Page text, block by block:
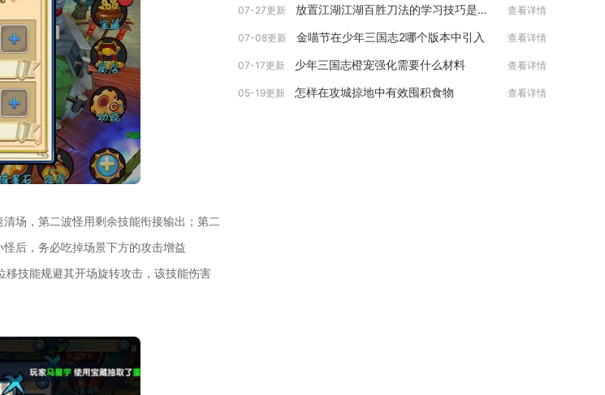
场，第二波怪用剩余技能衔接输出；第二
后，务必吃掉场景下方的攻击增益
移技能规避其开场旋转攻击，该技能伤害
07-27更新 放置江湖江湖百胜刀法的学习技巧是什么 查看详情
07-08更新 金喵节在少年三国志2哪个版本中引入 查看详情
07-17更新 少年三国志橙宠强化需要什么材料 查看详情
05-19更新 怎样在攻城掠地中有效囤积食物 查看详情